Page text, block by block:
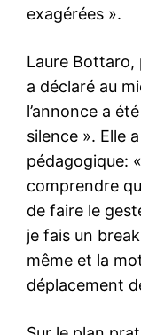
exagérées ».
Laure Bottaro,
a déclaré au
l’annonce a
silence ». Elle
pédagogique:
comprendre
de faire le
je fais un
même et la
déplacement